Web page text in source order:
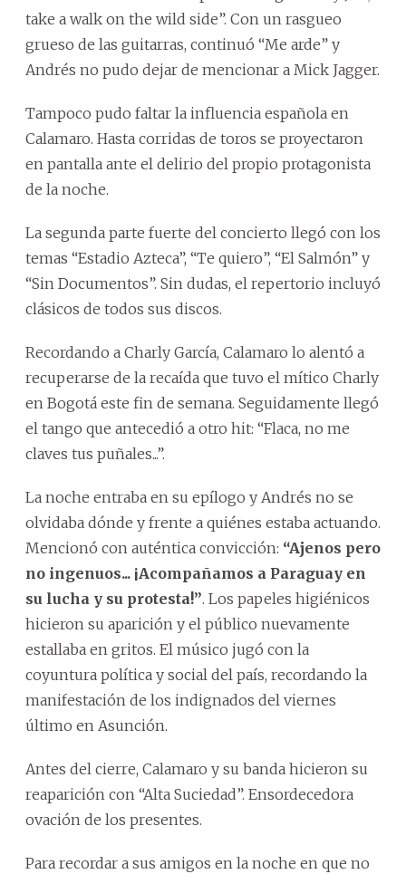
take a walk on the wild side”. Con un rasgueo
grueso de las guitarras, continuó “Me arde” y
Andrés no pudo dejar de mencionar a Mick Jagger.
Tampoco pudo faltar la influencia española en
Calamaro. Hasta corridas de toros se proyectaron
en pantalla ante el delirio del propio protagonista
de la noche.
La segunda parte fuerte del concierto llegó con los
temas “Estadio Azteca”, “Te quiero”, “El Salmón” y
“Sin Documentos”. Sin dudas, el repertorio incluyó
clásicos de todos sus discos.
Recordando a Charly García, Calamaro lo alentó a
recuperarse de la recaída que tuvo el mítico Charly
en Bogotá este fin de semana. Seguidamente llegó
el tango que antecedió a otro hit: “Flaca, no me
claves tus puñales...”.
La noche entraba en su epílogo y Andrés no se
olvidaba dónde y frente a quiénes estaba actuando.
Mencionó con auténtica convicción: “Ajenos pero
no ingenuos... ¡Acompañamos a Paraguay en
su lucha y su protesta!”. Los papeles higiénicos
hicieron su aparición y el público nuevamente
estallaba en gritos. El músico jugó con la
coyuntura política y social del país, recordando la
manifestación de los indignados del viernes
último en Asunción.
Antes del cierre, Calamaro y su banda hicieron su
reaparición con “Alta Suciedad”. Ensordecedora
ovación de los presentes.
Para recordar a sus amigos en la noche en que no